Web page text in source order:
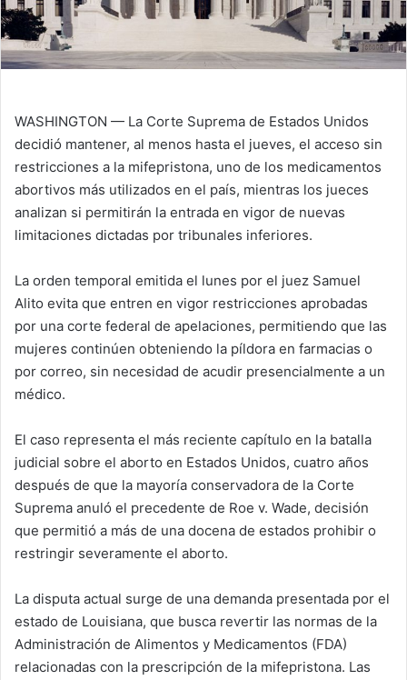
WASHINGTON — La Corte Suprema de Estados Unidos
decidió mantener, al menos hasta el jueves, el acceso sin
restricciones a la mifepristona, uno de los medicamentos
abortivos más utilizados en el país, mientras los jueces
analizan si permitirán la entrada en vigor de nuevas
limitaciones dictadas por tribunales inferiores.
La orden temporal emitida el lunes por el juez Samuel
Alito evita que entren en vigor restricciones aprobadas
por una corte federal de apelaciones, permitiendo que las
mujeres continúen obteniendo la píldora en farmacias o
por correo, sin necesidad de acudir presencialmente a un
médico.
El caso representa el más reciente capítulo en la batalla
judicial sobre el aborto en Estados Unidos, cuatro años
después de que la mayoría conservadora de la Corte
Suprema anuló el precedente de Roe v. Wade, decisión
que permitió a más de una docena de estados prohibir o
restringir severamente el aborto.
La disputa actual surge de una demanda presentada por el
estado de Louisiana, que busca revertir las normas de la
Administración de Alimentos y Medicamentos (FDA)
relacionadas con la prescripción de la mifepristona. Las